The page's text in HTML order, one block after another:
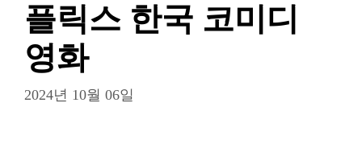
플릭스 한국 코미디
영화
2024년 10월 06일